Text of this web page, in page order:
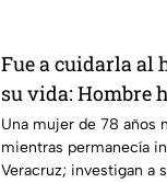
Fue a cuidarla al
su vida: Hombre
suegra mientras
Veracruz
Una mujer de 78 años
mientras permanecía
Veracruz; investigan a